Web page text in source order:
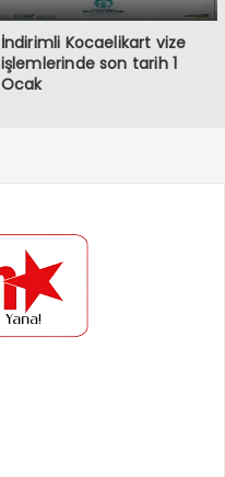
İndirimli Kocaelikart vize
işlemlerinde son tarih 1
Ocak